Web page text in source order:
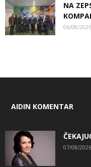
NA
06/08/2026
AIDIN KOMENTAR
07/08/2026